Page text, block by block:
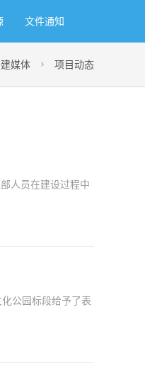
文件通知
媒体  项目动态
人员在建设过程中
公园标段给予了表